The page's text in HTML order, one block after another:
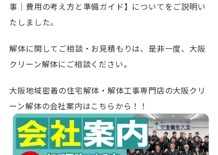
事｜費用の考え方と準備ガイド】についてをご説明い
たしました。
解体に関してご相談・お見積もりは、是非一度、大阪
クリーン解体にご相談ください。
大阪地域密着の住宅解体・解体工事専門店の大阪クリ
ーン解体の会社案内はこちらから！！